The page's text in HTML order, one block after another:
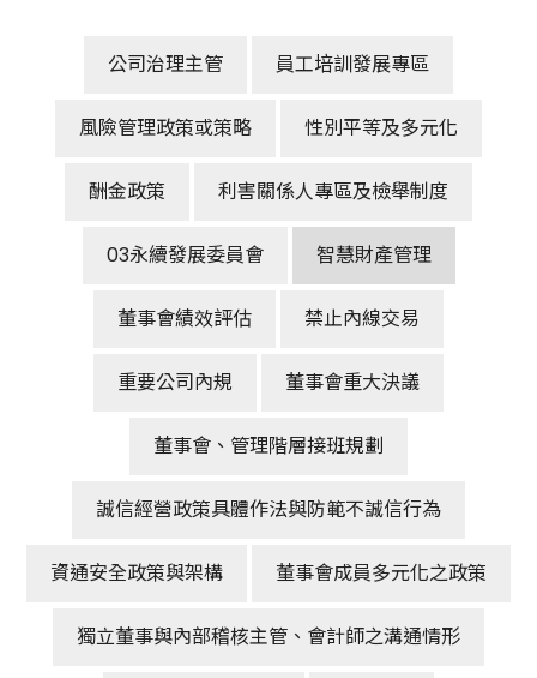
公司治理主管 員工培訓發展專區
風險管理政策或策略 性別平等及多元化
酬金政策 利害關係人專區及檢舉制度
03永續發展委員會 智慧財產管理
董事會績效評估 禁止內線交易
重要公司內規 董事會重大決議
董事會、管理階層接班規劃
誠信經營政策具體作法與防範不誠信行為
資通安全政策與架構 董事會成員多元化之政策
獨立董事與內部稽核主管、會計師之溝通情形